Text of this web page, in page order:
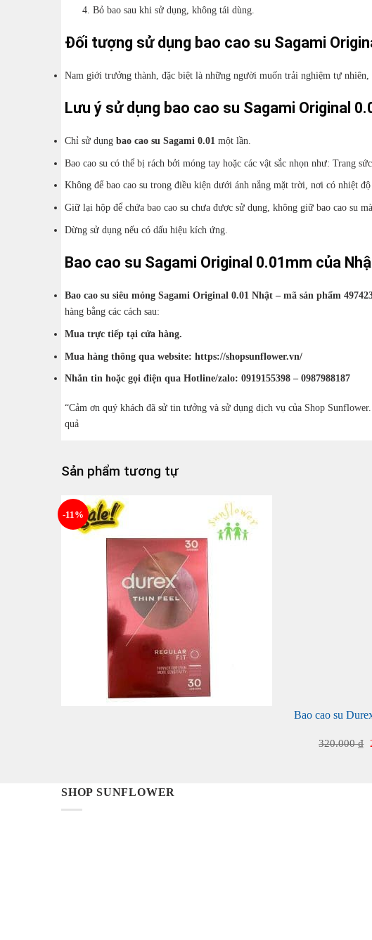
Bỏ bao sau khi sử dụng, không tái dùng.
Đối tượng sử dụng bao cao su Sagami
Nam giới trưởng thành, đặc biệt là những người muốn trải nghiệm tự nhiên,
Lưu ý sử dụng bao cao su Sagami Original
Chỉ sử dụng bao cao su Sagami 0.01 một lần.
Bao cao su có thể bị rách bởi móng tay hoặc các vật sắc nhọn như: Trang
Không để bao cao su trong điều kiện dưới ánh nắng mặt trời, nơi có nhiệt
Giữ lại hộp để chứa bao cao su chưa được sử dụng, không giữ bao cao su
Dừng sử dụng nếu có dấu hiệu kích ứng.
Bao cao su Sagami Original 0.01mm của
Bao cao su siêu mỏng Sagami Original 0.01 Nhật – mã sản phẩm
hàng bằng các cách sau:
Mua trực tiếp tại cửa hàng.
Mua hàng thông qua website: https://shopsunflower.vn/
Nhắn tin hoặc gọi điện qua Hotline/zalo: 0919155398 – 0987988187
“Cảm ơn quý khách đã sử tin tưởng và sử dụng dịch vụ của Shop
quả
Sản phẩm tương tự
-11%
Bao cao su
320.000₫
SHOP SUNFLOWER